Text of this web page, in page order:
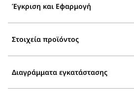
Έγκριση και Εφαρμογή
Στοιχεία προϊόντος
Διαγράμματα εγκατάστασης